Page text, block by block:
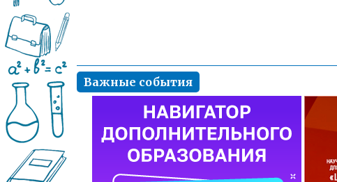
Важные события